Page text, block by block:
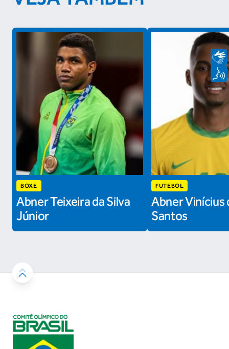
BOXE
Abner Teixeira da Silva
Júnior
FUTEBOL
Abner Vinícius
Santos